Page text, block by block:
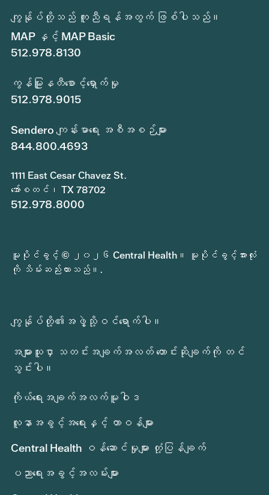
ကျွန်ုပ်တို့သည် ကူညီရန်အတွက် ဖြစ်ပါသည်။
MAP နှင့် MAP Basic
512.978.8130
ကွန်မြူနတီစောင့်ရှောက်မှု
512.978.9015
Sendero ကျန်းမာရေး အစီအစဉ်များ
844.800.4693
1111 East Cesar Chavez St.
အော်စတင်၊ TX 78702
512.978.8000
မူပိုင်ခွင့် © ၂၀၂၆ Central Health။ မူပိုင်ခွင့်အားလုံး
ကို သိမ်းဆည်းထားသည်။.
ကျွန်ုပ်တို့၏အဖွဲ့သို့ဝင်ရောက်ပါ။
အများသူငှာ သတင်းအချက်အလတ် တောင်းဆိုချက်ကို တင်
သွင်းပါ။
ကိုယ်ရေးအချက်အလက်မူဝါဒ
လူနာအခွင့်အရေးနှင့် တာဝန်များ
Central Health ဝန်ဆောင်မှုများ တုံ့ပြန်ချက်
ပညာရေးအခွင့်အလမ်းများ